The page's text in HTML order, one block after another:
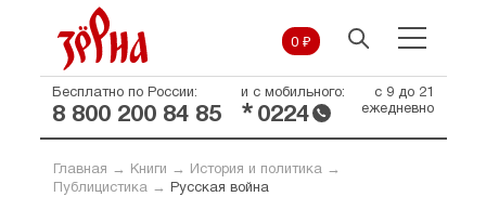
0 ₽
Бесплатно по России:
8 800 200 84 85
и с мобильного:
* 0224
с 9 до 21
ежедневно
Главная → Книги → История и политика→
Публицистика→ Русская война